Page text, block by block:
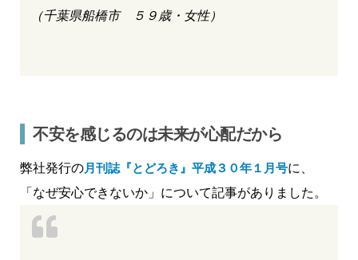
（千葉県船橋市 ５９歳・女性）
不安を感じるのは未来が心配だから
弊社発行の月刊誌『とどろき』平成３０年１月号に、
「なぜ安心できないか」について記事がありました。